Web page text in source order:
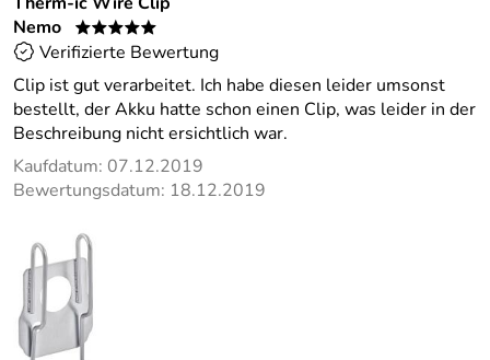
Nemo
*****
Verifizierte Bewertung
Clip ist gut verarbeitet. Ich habe diesen leider umsonst
bestellt, der Akku hatte schon einen Clip, was leider in der
Beschreibung nicht ersichtlich war.
Kaufdatum: 07.12.2019
Bewertungsdatum: 18.12.2019